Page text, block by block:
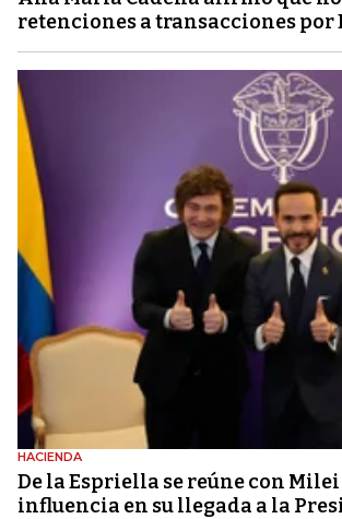
retenciones a transacciones por
HACIENDA
De la Espriella se reúne con Milei
influencia en su llegada a la